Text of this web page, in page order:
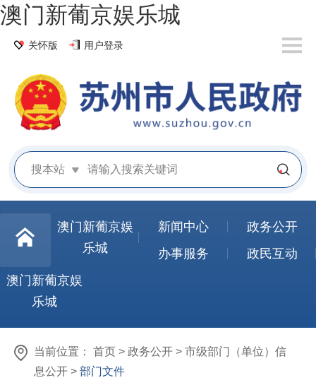
澳门新葡京娱乐城
关怀版 用户登录
搜本站
澳门新葡京娱
乐城
新闻中心
政务公开
办事服务
政民互动
澳门新葡京娱
乐城
当前位置： 首页 > 政务公开 > 市级部门（单位）信
息公开 > 部门文件